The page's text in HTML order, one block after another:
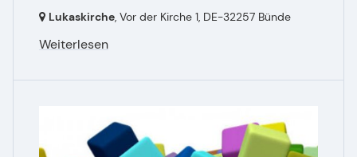
Lukaskirche, Vor der Kirche 1, DE-32257 Bünde
Weiterlesen